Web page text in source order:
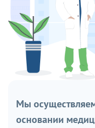
Мы
основании